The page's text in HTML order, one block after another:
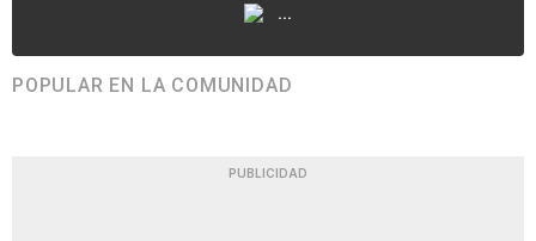
...
POPULAR EN LA COMUNIDAD
PUBLICIDAD